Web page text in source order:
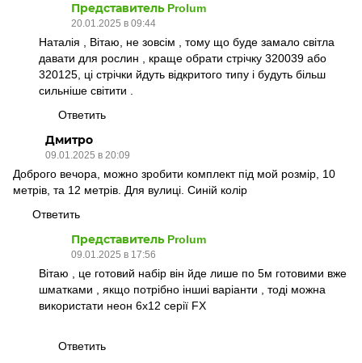
Представитель Prolum
20.01.2025 в 09:44
Наталія , Вітаю, не зовсім , тому що буде замало світла
давати для рослин , краще обрати стрічку 320039 або
320125, ці стрічки йдуть відкритого типу і будуть більш
сильніше світити .
Ответить
Дмитро
09.01.2025 в 20:09
Доброго вечора, можно зробити комплект під мой розмір, 10
метрів, та 12 метрів. Для вулиці. Синій колір
Ответить
Представитель Prolum
09.01.2025 в 17:56
Вітаю , це готовий набір він йде лише по 5м готовими вже
шматками , якщо потрібно іншиі варіанти , тоді можна
використати неон 6х12 серії FX
Ответить